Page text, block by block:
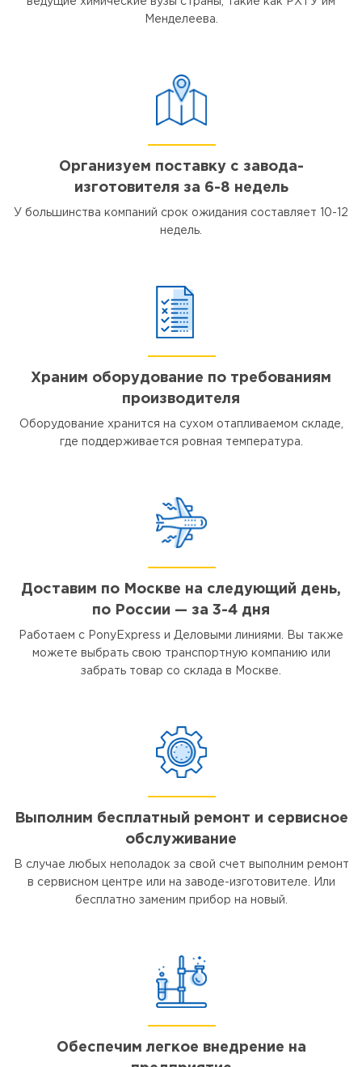
Менделеева.
Организуем поставку с завода-
изготовителя за 6-8 недель
У большинства компаний срок ожидания составляет 10-12
недель.
Храним оборудование по требованиям
производителя
Оборудование хранится на сухом отапливаемом складе,
где поддерживается ровная температура.
Доставим по Москве на следующий день,
по России — за 3-4 дня
Работаем с PonyExpress и Деловыми линиями. Вы также
можете выбрать свою транспортную компанию или
забрать товар со склада в Москве.
Выполним бесплатный ремонт и сервисное
обслуживание
В случае любых неполадок за свой счет выполним ремонт
в сервисном центре или на заводе-изготовителе. Или
бесплатно заменим прибор на новый.
Обеспечим легкое внедрение на